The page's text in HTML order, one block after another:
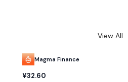
View All
Magma Finance
¥32.60